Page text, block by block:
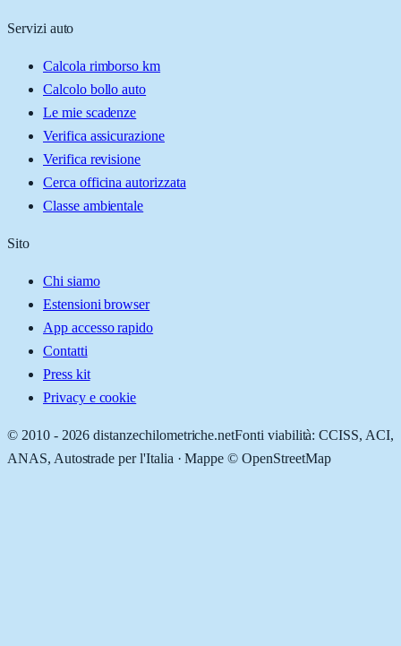
Servizi auto
Calcola rimborso km
Calcolo bollo auto
Le mie scadenze
Verifica assicurazione
Verifica revisione
Cerca officina autorizzata
Classe ambientale
Sito
Chi siamo
Estensioni browser
App accesso rapido
Contatti
Press kit
Privacy e cookie
© 2010 - 2026 distanzechilometriche.netFonti viabilità: CCISS, ACI,
ANAS, Autostrade per l'Italia · Mappe © OpenStreetMap